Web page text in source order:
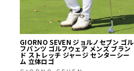
GIORNO SEVEN ジョルノセブン ゴル
フパンツ ゴルフウェア メンズ ブラン
ド ストレッチ ジャージ センターシー
ム 立体ロゴ